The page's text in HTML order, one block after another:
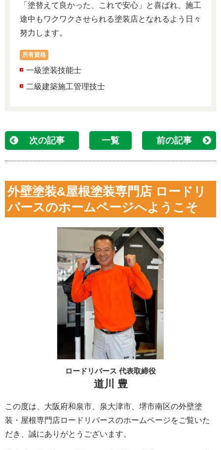
「塗替えて良かった、これで安心」と喜ばれ、施工
途中もワクワクさせられる塗装店となれるよう日々
努力します。
所有資格
一級塗装技能士
二級建築施工管理技士
次の記事 一覧 前の記事
外壁塗装&屋根塗装専門店 ロードリ
バースのホームページへようこそ
ロードリバース 代表取締役
道川 豊
この度は、大阪府和泉市、泉大津市、堺市南区の外壁塗
装・屋根専門店ロードリバースのホームページをご覧いた
だき、誠にありがとうございます。